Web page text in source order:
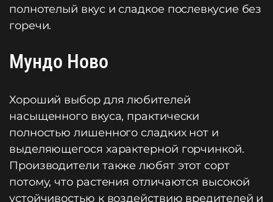
полнотелый вкус и сладкое послевкусие без
горечи.
Мундо Ново
Хороший выбор для любителей
насыщенного вкуса, практически
полностью лишенного сладких нот и
выделяющегося характерной горчинкой.
Производители также любят этот сорт
потому, что растения отличаются высокой
устойчивостью к воздействию вредителей и